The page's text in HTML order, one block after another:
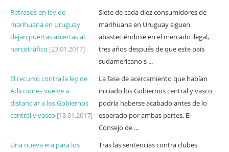
Retrasos en ley de
marihuana en Uruguay
dejan puertas abiertas al
narcotráfico [23.01.2017]
Siete de cada diez consumidores de
marihuana en Uruguay siguen
abasteciéndose en el mercado ilegal,
tres años después de que este país
sudamericano s ...
El recurso contra la ley de
Adicciones vuelve a
distanciar a los Gobiernos
central y vasco [13.01.2017]
La fase de acercamiento que habían
iniciado los Gobiernos central y vasco
podría haberse acabado antes de lo
esperado por ambas partes. El
Consejo de ...
Una nueva era para los
Tras las sentencias contra clubes